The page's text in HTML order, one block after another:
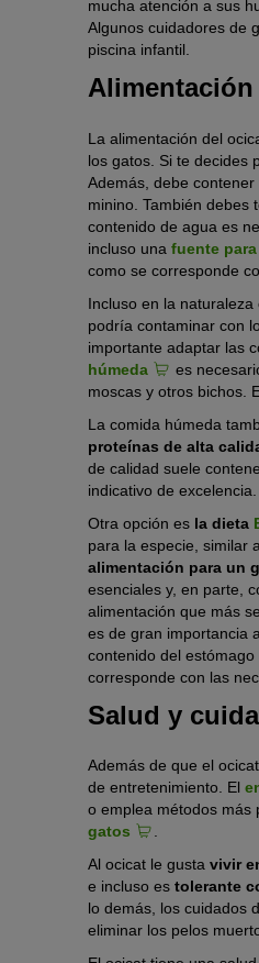
mucha atención a sus
Algunos cuidadores de
piscina infantil.
La alimentación del
los gatos. Si te decides
Además, debe contener
minino. También debes
contenido de agua es
incluso una fuente
como se corresponde
Incluso en la naturaleza
podría contaminar con
importante adaptar las
húmeda
es
moscas y otros bichos.
La comida húmeda
proteínas de alta
de calidad suele
indicativo de
Otra opción es la dieta
para la especie, similar
alimentación para un
esenciales y, en parte,
alimentación que más
es de gran importancia
contenido del
corresponde con las
Salud y
Además de que el ocicat
de entretenimiento. El
o emplea métodos más
gatos
Al ocicat le gusta vivir
e incluso es tolerante
lo demás, los cuidados
eliminar los pelos